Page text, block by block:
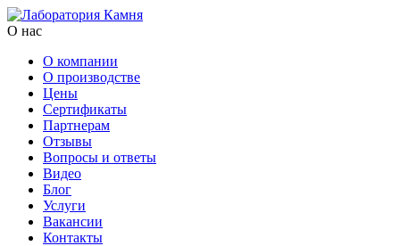
О нас
О компании
О производстве
Цены
Cертификаты
Партнерам
Отзывы
Вопросы и ответы
Видео
Блог
Услуги
Вакансии
Контакты